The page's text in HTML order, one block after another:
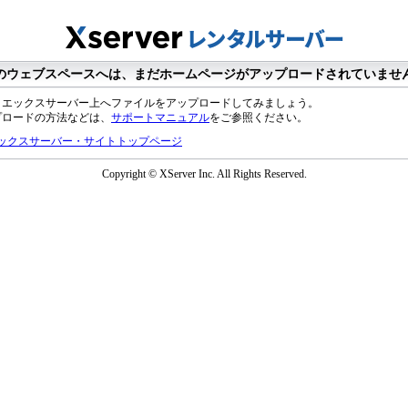
ウェブスペースへは、まだホームページがアップロードされていませ
ックスサーバー上へファイルをアップロードしてみましょう。
ードの方法などは、 サポートマニュアルをご参照ください。
クスサーバー・サイトトップページ
Copyright © XServer Inc. All Rights Reserved.